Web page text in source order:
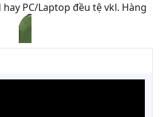
PC/Laptop đều tệ vkl. Hàng